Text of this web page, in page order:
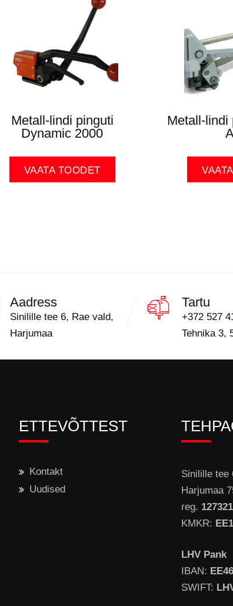
Metall-lindi pinguti
Dynamic 2000
VAATA TOODET
Metall-lindi
Aadress
Sinilille tee 6, Rae vald,
Harjumaa
Tartu
+372 527
Tehnika 3,
ETTEVÕTTEST
Kontakt
Uudised
Sinilille tee
Harjumaa
reg.
KMKR:
LHV Pank
IBAN:
SWIFT: